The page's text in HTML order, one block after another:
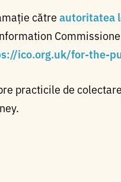
cătreautoritatea
ico.org.uk/for-the-
practicile de